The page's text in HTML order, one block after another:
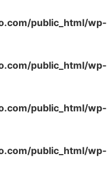
public_html/wp-
public_html/wp-
public_html/wp-
public_html/wp-